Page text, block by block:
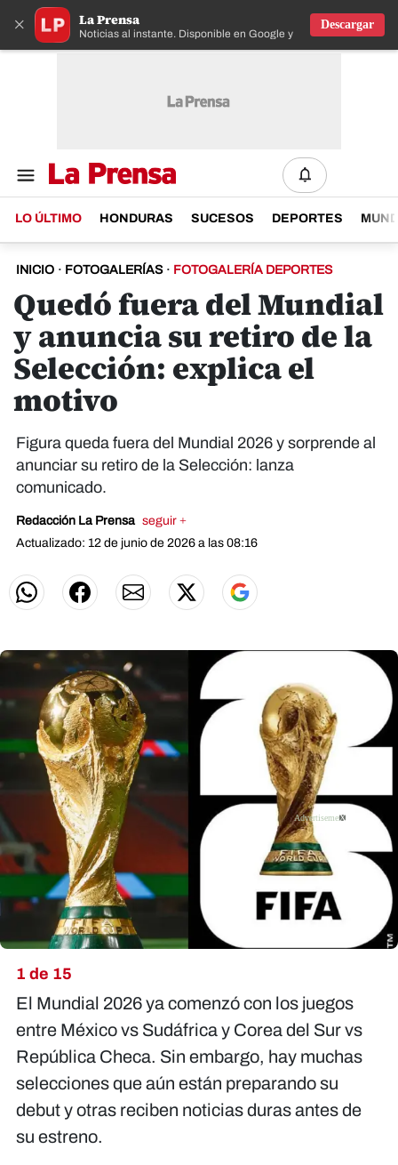
× La Prensa
Noticias al instante. Disponible en Google y IOS
Descargar
LO ÚLTIMO HONDURAS SUCESOS DEPORTES
INICIO · FOTOGALERÍAS · FOTOGALERÍA DEPORTES
Quedó fuera del Mundial
y anuncia su retiro de la
Selección: explica el
motivo
Figura queda fuera del Mundial 2026 y sorprende al
anunciar su retiro de la Selección: lanza
comunicado.
Redacción La Prensa seguir +
Actualizado: 12 de junio de 2026 a las 08:16
1 de 15
El Mundial 2026 ya comenzó con los juegos
entre México vs Sudáfrica y Corea del Sur vs
República Checa. Sin embargo, hay muchas
selecciones que aún están preparando su
debut y otras reciben noticias duras antes de
su estreno.
X